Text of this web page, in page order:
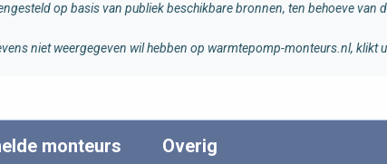
op basis van publiek beschikbare bronnen, ten behoeve van
niet weergegeven wil hebben op warmtepomp-monteurs.nl, klikt
monteurs Overig